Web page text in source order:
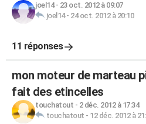
joel14- 23 oct. 2012 à 09:07
joel14- 24 oct. 2012 à 20:10
11 réponses
mon moteur de marteau
fait des etincelles
touchatout - 2 déc. 2012 à 17:34
touchatout - 12 déc. 2012 à